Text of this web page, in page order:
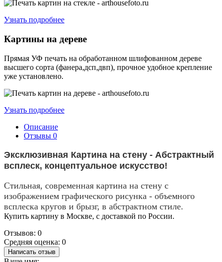
Узнать подробнее
Картины на дереве
Прямая УФ печать на обработанном шлифованном дереве
высшего сорта (фанера,дсп,двп), прочное удобное крепление
уже установлено.
Узнать подробнее
Описание
Отзывы 0
Эксклюзивная Картина на стену - Абстрактный
всплеск, концептуальное искусство!
Стильная, современная картина на стену с
изображением графического рисунка - объемного
всплеска кругов и брызг, в абстрактном стиле.
Купить картину в Москве, с доставкой по России.
Отзывов: 0
Средняя оценка: 0
Написать отзыв